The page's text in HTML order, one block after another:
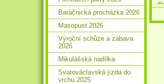
Baráčnická procházka 2026
Masopust 2026
Výroční schůze a zábava
2026
Mikulášská nadílka
Svatováclavská jízda do
vrchu 2025